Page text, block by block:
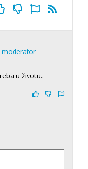
moderator
u životu...